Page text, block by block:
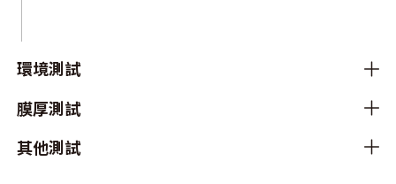
環境測試
膜厚測試
其他測試